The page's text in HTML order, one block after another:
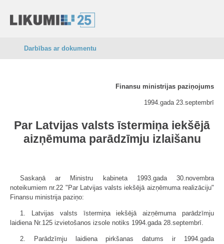
Darbības ar dokumentu
Finansu ministrijas paziņojums
1994.gada 23.septembrī
Par Latvijas valsts īstermiņa iekšējā
aizņēmuma parādzīmju izlaišanu
Saskaņā ar Ministru kabineta 1993.gada 30.novembra
noteikumiem nr.22 "Par Latvijas valsts iekšējā aizņēmuma realizāciju"
Finansu ministrija paziņo:
1. Latvijas valsts īstermiņa iekšējā aizņēmuma parādzīmju
laidiena Nr.125 izvietošanos izsole notiks 1994.gada 28.septembrī.
2. Parādzīmju laidiena pirkšanas datums ir 1994.gada